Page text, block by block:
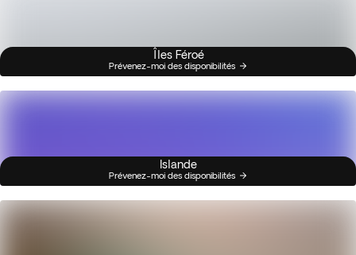
Îles Féroé
Prévenez-moi des disponibilités
Islande
Prévenez-moi des disponibilités